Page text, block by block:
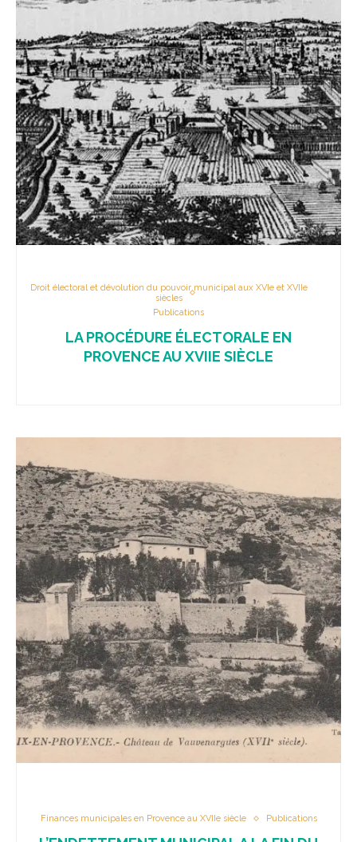
Droit électoral et dévolution du pouvoir municipal aux XVIe et XVIIe
siècles
Publications
LA PROCÉDURE ÉLECTORALE EN
PROVENCE AU XVIIE SIÈCLE
Finances municipales en Provence au XVIIe siècle Publications